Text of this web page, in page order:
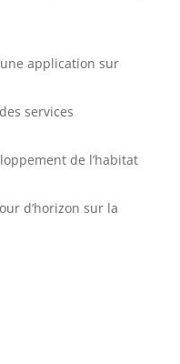
application sur
services
de l’habitat
d’horizon sur la